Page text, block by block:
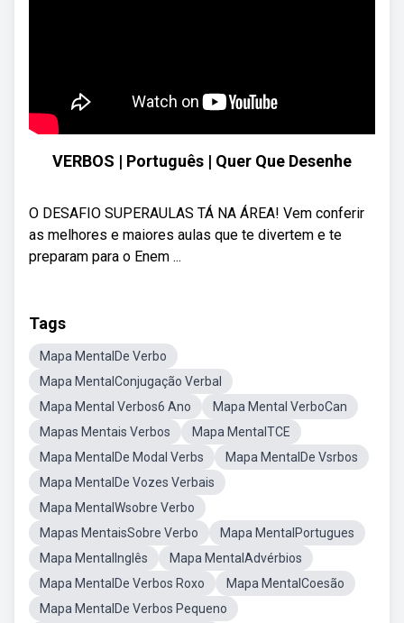
VERBOS | Português | Quer Que Desenhe
O DESAFIO SUPERAULAS TÁ NA ÁREA! Vem conferir
as melhores e maiores aulas que te divertem e te
preparam para o Enem ...
Tags
Mapa MentalDe Verbo
Mapa MentalConjugação Verbal
Mapa Mental Verbos6 Ano
Mapa Mental VerboCan
Mapas Mentais Verbos
Mapa MentalTCE
Mapa MentalDe Modal Verbs
Mapa MentalDe Vsrbos
Mapa MentalDe Vozes Verbais
Mapa MentalWsobre Verbo
Mapas MentaisSobre Verbo
Mapa MentalPortugues
Mapa MentalInglês
Mapa MentalAdvérbios
Mapa MentalDe Verbos Roxo
Mapa MentalCoesão
Mapa MentalDe Verbos Pequeno